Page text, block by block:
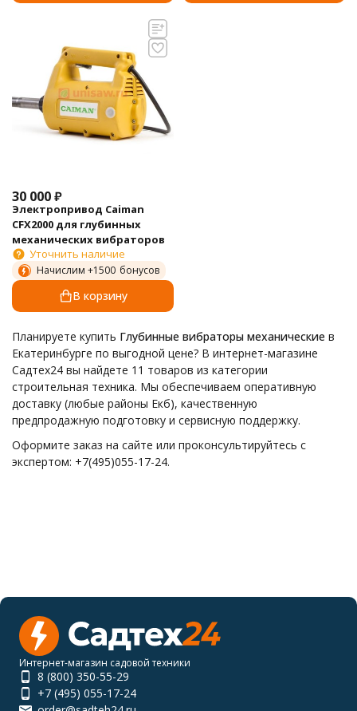
30 000₽
Электропривод Caiman
CFX2000 для глубинных
механических вибраторов
Уточнить наличие
Начислим +1500 бонусов
В корзину
Планируете купить Глубинные вибраторы механические в
Екатеринбурге по выгодной цене? В интернет-магазине
Садтех24 вы найдете 11 товаров из категории
строительная техника. Мы обеспечиваем оперативную
доставку (любые районы Екб), качественную
предпродажную подготовку и сервисную поддержку.
Оформите заказ на сайте или проконсультируйтесь с
экспертом: +7(495)055-17-24.
Интернет-магазин садовой техники
8 (800) 350-55-29
+7 (495) 055-17-24